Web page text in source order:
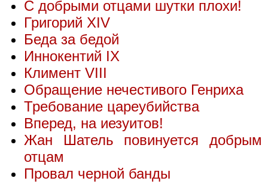
С добрыми отцами шутки плохи!
Григорий XIV
Беда за бедой
Иннокентий IX
Климент VIII
Обращение нечестивого Генриха
Требование цареубийства
Вперед, на иезуитов!
Жан Шатель повинуется добрым
отцам
Провал черной банды